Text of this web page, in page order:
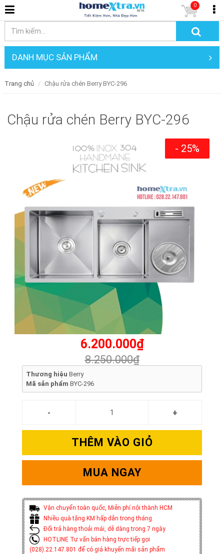
0
DANH MỤC SẢN PHẨM
Trang chủ Chậu rửa chén Berry BYC-296
Chậu rửa chén Berry BYC-296
- 25%
6.200.000₫
8.250.000₫
Thương hiệu Berry
Mã sản phẩm BYC-296
THÊM VÀO GIỎ
MUA NGAY
Vận chuyển toàn quốc, Miễn phí nội thành HCM
Nhiều quà tặng KM hấp dẫn trong tháng.
Đổi trả hàng thoải mái, dễ dàng trong 7 ngày
HOTLINE Tư vấn bán hàng trực tiếp gọi
(028).22.147.801 để có giá khuyến mãi sản phẩm